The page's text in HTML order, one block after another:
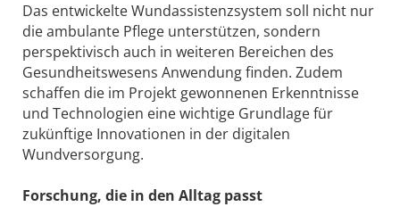
Das entwickelte Wundassistenzsystem soll nicht nur
die ambulante Pflege unterstützen, sondern
perspektivisch auch in weiteren Bereichen des
Gesundheitswesens Anwendung finden. Zudem
schaffen die im Projekt gewonnenen Erkenntnisse
und Technologien eine wichtige Grundlage für
zukünftige Innovationen in der digitalen
Wundversorgung.
Forschung, die in den Alltag passt